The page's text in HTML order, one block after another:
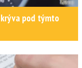
pod týmto